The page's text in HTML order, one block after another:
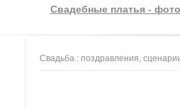
Свадебные платья - фото
Вы здесь
Свадьба : поздравления,